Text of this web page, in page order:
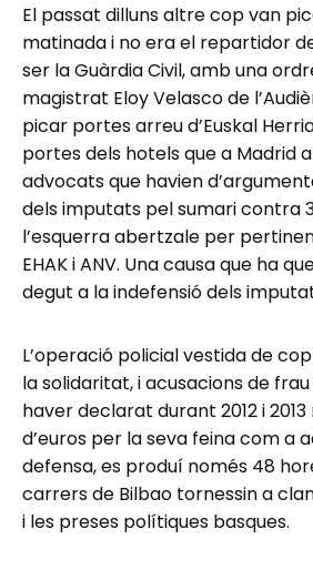
El passat dilluns altre cop van
matinada i no era el repartidor
ser la Guàrdia Civil, amb una
magistrat Eloy Velasco de
picar portes arreu d’Euskal
portes dels hotels que a Madrid
advocats que havien
dels imputats pel sumari contra
l’esquerra abertzale per
EHAK i ANV. Una causa que ha
degut a la indefensió dels
L’operació policial vestida de
la solidaritat, i acusacions de
haver declarat durant 2012 i 2013
d’euros per la seva feina com a
defensa, es produí només 48
carrers de Bilbao tornessin a
i les preses polítiques basques.